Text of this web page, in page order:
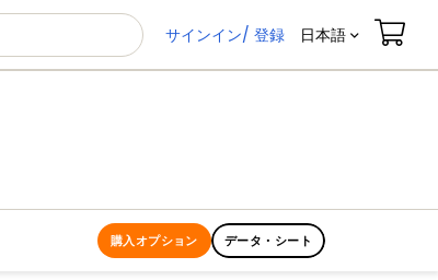
サインイン/ 登録 日本語
購入オプション データ・シート